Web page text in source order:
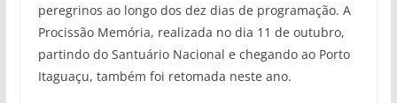
peregrinos ao longo dos dez dias de programação. A
Procissão Memória, realizada no dia 11 de outubro,
partindo do Santuário Nacional e chegando ao Porto
Itaguaçu, também foi retomada neste ano.